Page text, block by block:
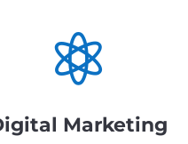

Marketing